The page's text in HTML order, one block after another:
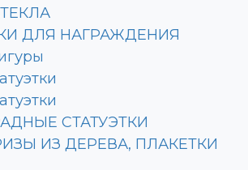
ДЛЯ НАГРАЖДЕНИЯ
СТАТУЭТКИ
ИЗ ДЕРЕВА, ПЛАКЕТКИ